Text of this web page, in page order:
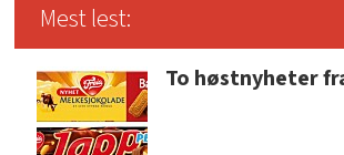
Mest lest:
To høstnyheter